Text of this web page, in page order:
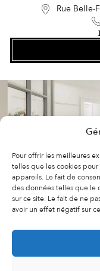
Pour offrir les meilleures
telles que les cookies
appareils. Le fait de
des données telles que le
sur ce site. Le fait de ne
avoir un effet négatif sur
Rue Belle-
VIDÉOS
POLITIQUE DE
EMPLOI